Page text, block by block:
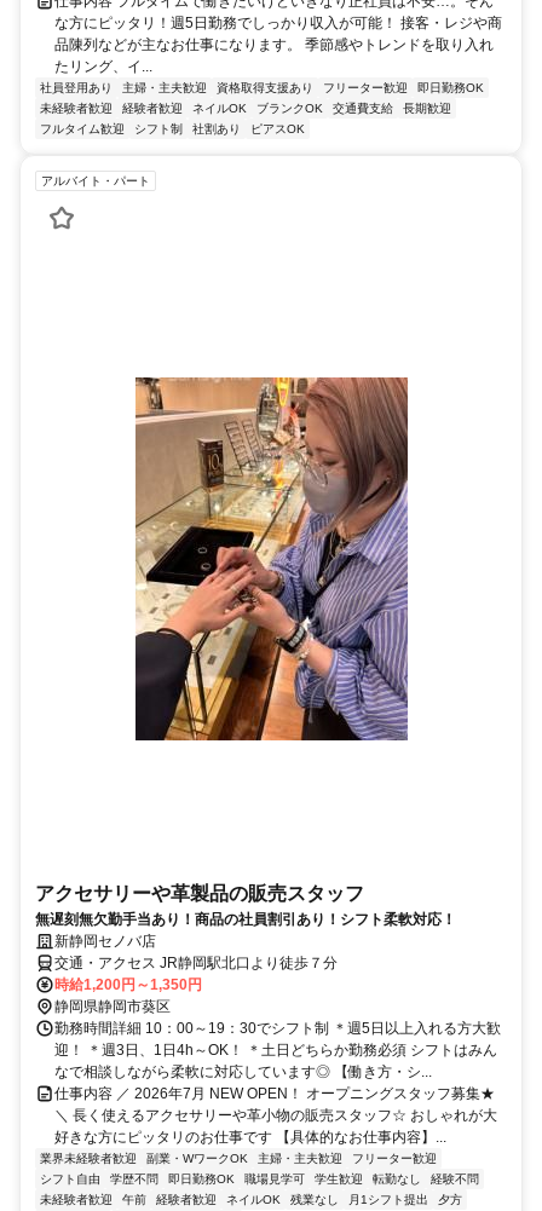
な方にピッタリ！週5日勤務でしっかり収入が可能！ 接客・レジや商
品陳列などが主なお仕事になります。 季節感やトレンドを取り入れ
たリング、イ...
社員登用あり 主婦・主夫歓迎 資格取得支援あり フリーター歓迎
即日勤務OK
未経験者歓迎
経験者歓迎 ネイルOK ブランクOK 交通費支給
長期歓迎
フルタイム歓迎
シフト制 社割あり ピアスOK
アルバイト・パート
アクセサリーや革製品の販売スタッフ
無遅刻無欠勤手当あり！商品の社員割引あり！シフト柔軟対応！
新静岡セノバ店
交通・アクセス JR静岡駅北口より徒歩７分
時給1,200円～1,350円
静岡県静岡市葵区
勤務時間詳細 10：00～19：30でシフト制 ＊週5日以上入れる方大歓
迎！ ＊週3日、1日4h～OK！ ＊土日どちらか勤務必須 シフトはみん
なで相談しながら柔軟に対応しています◎ 【働き方・シ...
仕事内容 ／ 2026年7月 NEW OPEN！ オープニングスタッフ募集★
＼ 長く使えるアクセサリーや革小物の販売スタッフ☆ おしゃれが大
好きな方にピッタリのお仕事です 【具体的なお仕事内容】...
業界未経験者歓迎 副業・WワークOK 主婦・主夫歓迎
フリーター歓迎
シフト自由
学歴不問 即日勤務OK 職場見学可 学生歓迎 転勤なし
経験不問
未経験者歓迎
午前 経験者歓迎 ネイルOK 残業なし 月1シフト提出
夕方